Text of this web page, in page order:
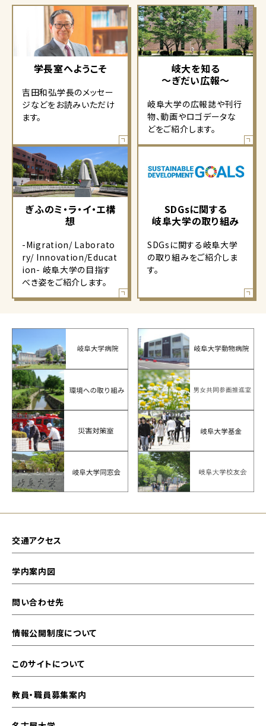
学長室へようこそ
吉田和弘学長のメッセー
ジなどをお読みいただけ
ます。
岐大を知る
～ぎだい広報～
岐阜大学の広報誌や刊行
物、動画やロゴデータな
どをご紹介します。
ぎふのミ・ラ・イ・エ構
想
-Migration/ Laborato
ry/ Innovation/Educat
ion- 岐阜大学の目指す
べき姿をご紹介します。
SDGsに関する
岐阜大学の取り組み
SDGsに関する岐阜大学
の取り組みをご紹介しま
す。
交通アクセス
学内案内図
問い合わせ先
情報公開制度について
このサイトについて
教員・職員募集案内